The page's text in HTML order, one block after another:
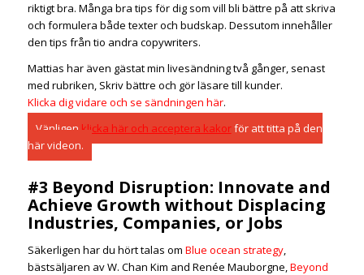
riktigt bra. Många bra tips för dig som vill bli bättre på att skriva
och formulera både texter och budskap. Dessutom innehåller
den tips från tio andra copywriters.
Mattias har även gästat min livesändning två gånger, senast
med rubriken, Skriv bättre och gör läsare till kunder.
Klicka dig vidare och se sändningen här.
Vänligen klicka här och acceptera kakorför att titta på den
här videon.
#3 Beyond Disruption: Innovate and
Achieve Growth without Displacing
Industries, Companies, or Jobs
Säkerligen har du hört talas om Blue ocean strategy,
bästsäljaren av W. Chan Kim and Renée Mauborgne, Beyond